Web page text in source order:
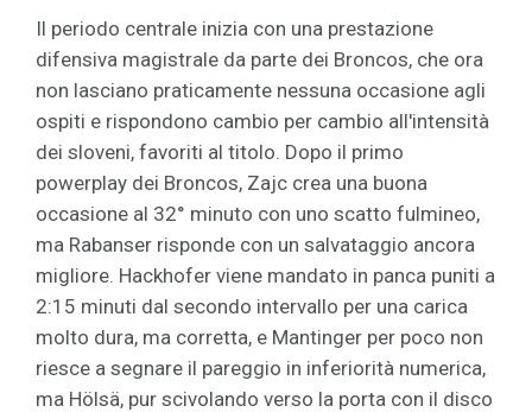
Il periodo centrale inizia con una prestazione
difensiva magistrale da parte dei Broncos, che ora
non lasciano praticamente nessuna occasione agli
ospiti e rispondono cambio per cambio all'intensità
dei sloveni, favoriti al titolo. Dopo il primo
powerplay dei Broncos, Zajc crea una buona
occasione al 32° minuto con uno scatto fulmineo,
ma Rabanser risponde con un salvataggio ancora
migliore. Hackhofer viene mandato in panca puniti a
2:15 minuti dal secondo intervallo per una carica
molto dura, ma corretta, e Mantinger per poco non
riesce a segnare il pareggio in inferiorità numerica,
ma Hölsä, pur scivolando verso la porta con il disco